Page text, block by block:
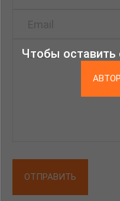
Чтобы оставить
ОТПРАВИТЬ